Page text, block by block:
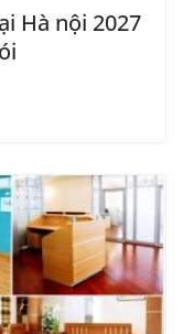
Hà nội 2027